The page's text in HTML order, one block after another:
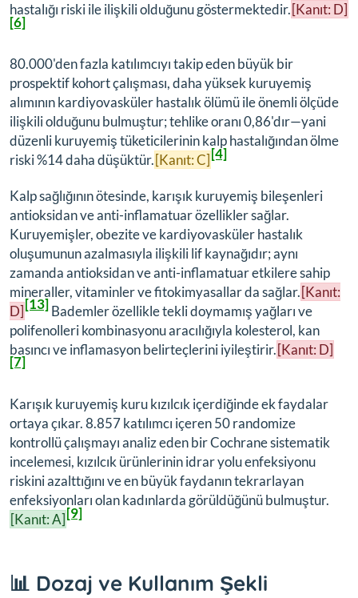
hastalığı riski ile ilişkili olduğunu göstermektedir.[Kanıt: D]
[6]
80.000'den fazla katılımcıyı takip eden büyük bir
prospektif kohort çalışması, daha yüksek kuruyemiş
alımının kardiyovasküler hastalık ölümü ile önemli ölçüde
ilişkili olduğunu bulmuştur; tehlike oranı 0,86'dır—yani
düzenli kuruyemiş tüketicilerinin kalp hastalığından ölme
riski %14 daha düşüktür.[Kanıt: C][4]
Kalp sağlığının ötesinde, karışık kuruyemiş bileşenleri
antioksidan ve anti-inflamatuar özellikler sağlar.
Kuruyemişler, obezite ve kardiyovasküler hastalık
oluşumunun azalmasıyla ilişkili lif kaynağıdır; aynı
zamanda antioksidan ve anti-inflamatuar etkilere sahip
mineraller, vitaminler ve fitokimyasallar da sağlar.[Kanıt:
D][13]Bademler özellikle tekli doymamış yağları ve
polifenolleri kombinasyonu aracılığıyla kolesterol, kan
basıncı ve inflamasyon belirteçlerini iyileştirir.[Kanıt: D]
[7]
Karışık kuruyemiş kuru kızılcık içerdiğinde ek faydalar
ortaya çıkar. 8.857 katılımcı içeren 50 randomize
kontrollü çalışmayı analiz eden bir Cochrane sistematik
incelemesi, kızılcık ürünlerinin idrar yolu enfeksiyonu
riskini azalttığını ve en büyük faydanın tekrarlayan
enfeksiyonları olan kadınlarda görüldüğünü bulmuştur.
[Kanıt: A][9]
📊 Dozaj ve Kullanım Şekli